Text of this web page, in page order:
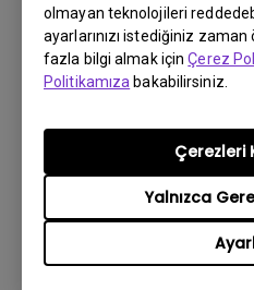
olmayan teknolojileri
ayarlarınızı istediğiniz
fazla bilgi almak içinÇerez
Politikamıza bakabilirsiniz.
Yalnızca
Çerezleri
Sürüm:V1.12.4.0
Güncelleme:2026/07/07
Dosya Boyutu:51.83 KB
İndir